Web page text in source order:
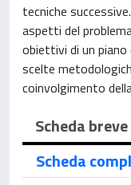
tecniche
aspetti del
obiettivi di un
scelte
coinvolgimento
Scheda breve
Scheda